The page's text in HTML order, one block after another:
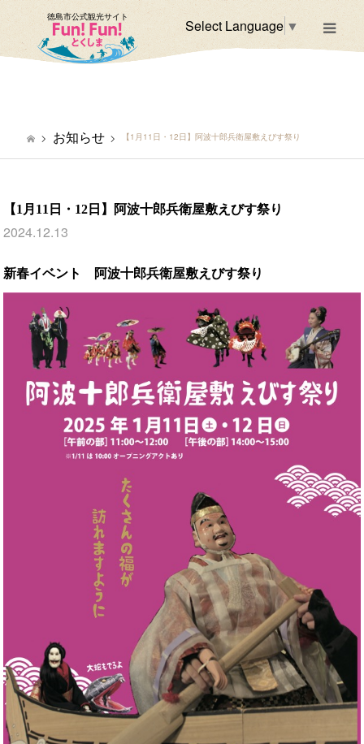
徳島市公式観光サイト Select Language ▼
お知らせ 【1月11日・12日】阿波十郎兵衛屋敷えびす祭り
【1月11日・12日】阿波十郎兵衛屋敷えびす祭り
2024.12.13
新春イベント 阿波十郎兵衛屋敷えびす祭り